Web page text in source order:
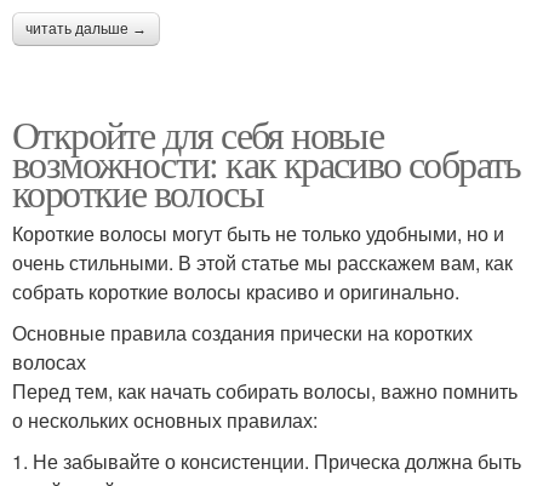
читать дальше →
Откройте для себя новые
возможности: как красиво собрать
короткие волосы
Короткие волосы могут быть не только удобными, но и
очень стильными. В этой статье мы расскажем вам, как
собрать короткие волосы красиво и оригинально.
Основные правила создания прически на коротких
волосах
Перед тем, как начать собирать волосы, важно помнить
о нескольких основных правилах:
1. Не забывайте о консистенции. Прическа должна быть